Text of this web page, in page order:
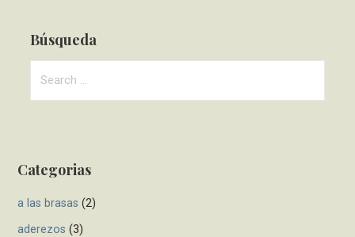
g
Búsqueda
h
o
r
Categorias
a las brasas (2)
aderezos (3)